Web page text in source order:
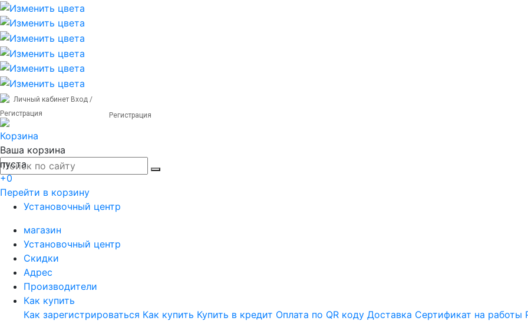
Личный кабинет Вход /
Регистрация
Регистрация
Корзина
Ваша корзина
пуста
+0
Перейти в корзину
Установочный центр
магазин
Установочный центр
Скидки
Адрес
Производители
Как купить
Как зарегистрироваться Как купить Купить в кредит Оплата по QR коду Доставка Сертификат на работы